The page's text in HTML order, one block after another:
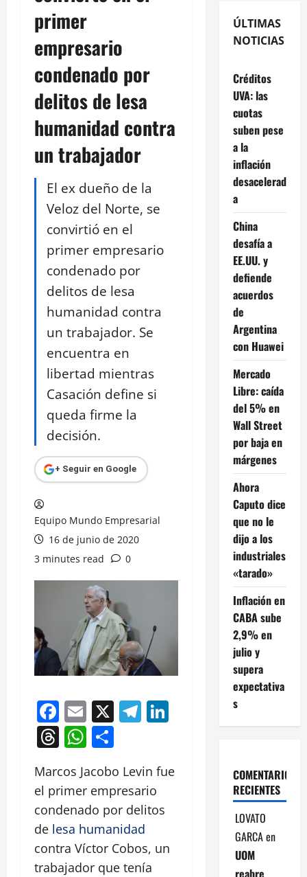
primer
empresario
condenado por
delitos de lesa
humanidad contra
un trabajador
El ex dueño de la
Veloz del Norte, se
convirtió en el
primer empresario
condenado por
delitos de lesa
humanidad contra
un trabajador. Se
encuentra en
libertad mientras
Casación define si
queda firme la
decisión.
+ Seguir en Google
Equipo Mundo Empresarial
16 de junio de 2020
3 minutes read
0
Facebook
Email
X Telegram
LinkedIn
Threads
WhatsApp
Marcos Jacobo Levin fue
el primer empresario
condenado por delitos
de lesa humanidad
contra Víctor Cobos, un
trabajador que tenía
ÚLTIMAS
NOTICIAS
Créditos
UVA: las
cuotas
suben pese
a la
inflación
desacelerad
a
China
desafía a
EE.UU. y
defiende
acuerdos
de
Argentina
con Huawei
Mercado
Libre: caída
del 5% en
Wall Street
por baja en
márgenes
Ahora
Caputo dice
que no le
dijo a los
industriales
«tarado»
Inflación en
CABA sube
2,9% en
julio y
supera
expectativa
s
COMENTARIOS
RECIENTES
LOVATO
GARCAen
UOM
reabre